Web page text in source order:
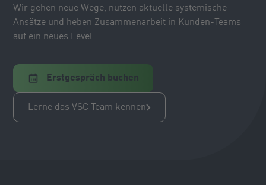
Wir gehen neue Wege, nutzen aktuelle systemische
Ansätze und heben Zusammenarbeit in Kunden-Teams
auf ein neues Level.
Erstgespräch buchen
Lerne das VSC Team kennen